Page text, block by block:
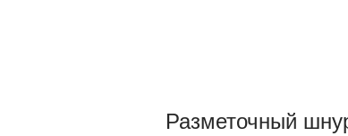
Разметочный